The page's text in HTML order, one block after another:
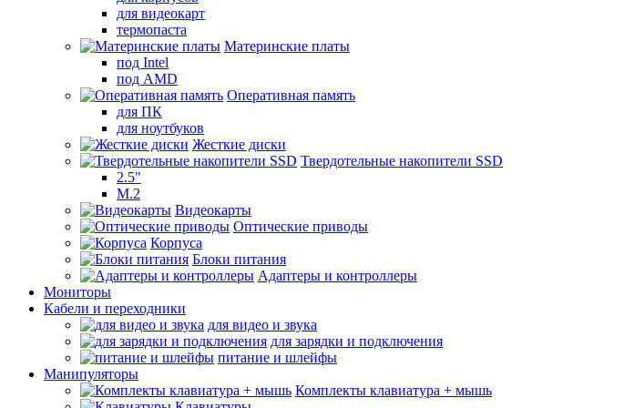
для видеокарт
термопаста
Материнские платы
под Intel
под AMD
Оперативная память
для ПК
для ноутбуков
Жесткие диски
Твердотельные накопители SSD
2.5"
M.2
Видеокарты
Оптические приводы
Корпуса
Блоки питания
Адаптеры и контроллеры
Мониторы
Кабели и переходники
для видео и звука
для зарядки и подключения
питание и шлейфы
Манипуляторы
Комплекты клавиатура + мышь